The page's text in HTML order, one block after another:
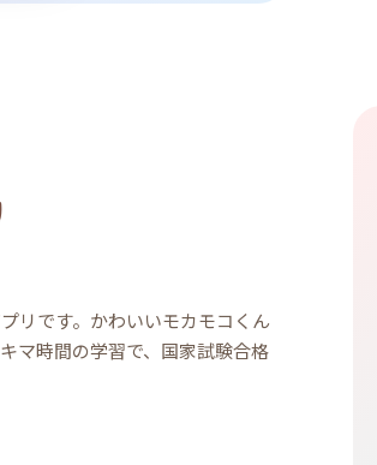
リです。かわいいモカモコくん
マ時間の学習で、国家試験合格